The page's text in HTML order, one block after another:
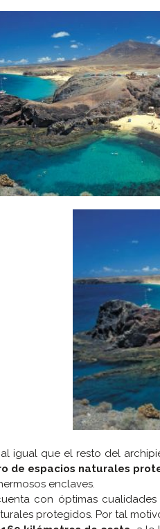
al igual que el resto del
de espacios naturales
enclaves.
con óptimas
protegidos. Por tal